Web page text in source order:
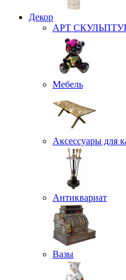
Декор
АРТ
Мебель
Аксессуары для
Антиквариат
Вазы